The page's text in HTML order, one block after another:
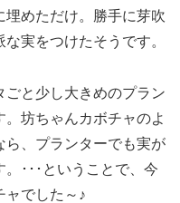
埋めただけ。勝手に芽吹
実をつけたそうです。
と少し大きめのプラン
坊ちゃんカボチャのよ
ら、プランターでも実が
･･･ということで、今
ャでした～♪